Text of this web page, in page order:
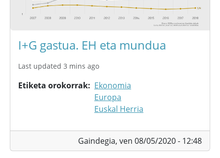
I+G gastua. EH eta mundua
Last updated 3 mins ago
Etiketa orokorrak
Ekonomia
Europa
Euskal Herria
Gaindegia, ven 08/05/2020 - 12:48